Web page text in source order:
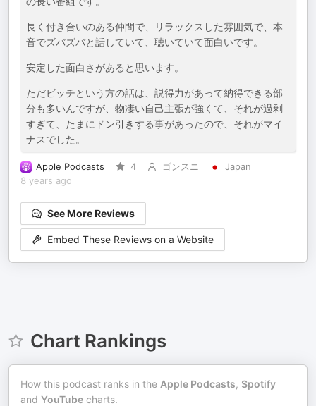
長く付き合いのある仲間で、リラックスした雰囲気で、本
音でズバズバと話していて、聴いていて面白いです。
安定した面白さがあると思います。
ただビッチという方の話は、説得力があって納得できる部
分も多いんですが、物凄い自己主張が強くて、それが過剰
すぎて、たまにドン引きする事があったので、それがマイ
ナスでした。
Apple Podcasts 4 ゴンスニ
Japan
8 years ago
See More Reviews
Embed These Reviews on a Website
Chart Rankings
How this podcast ranks in the Apple Podcasts, Spotify
and YouTube charts.